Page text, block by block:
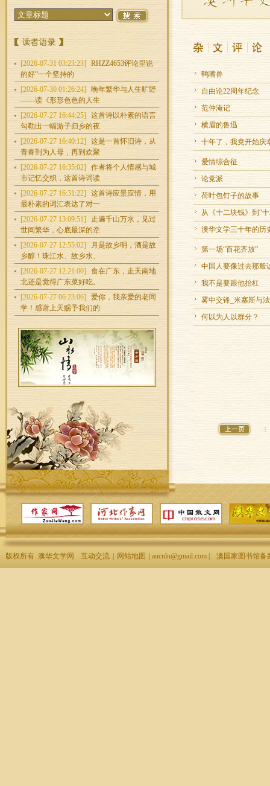
[2026-07-31 03:23:23]
RHZZ4653评论里说
的好“一个坚持的
[2026-07-30 01:26:24]
晚年繁华与人生旷野
——读《形形色色的人生
[2026-07-27 16:44:25]
这首诗以朴素的语言
勾勒出一幅游子归乡的夜
[2026-07-27 16:40:12]
这是一首怀旧诗，从
青春到为人母，再到欢聚
[2026-07-27 16:35:02]
作者将个人情感与城
市记忆交织，这首诗词读
[2026-07-27 16:31:22]
这首诗应景应情，用
最朴素的词汇表达了对一
[2026-07-27 13:09:51]
走遍千山万水，见过
世间繁华，心底最深的牵
[2026-07-27 12:55:02]
月是故乡明，酒是故
乡醇！珠江水、故乡水、
[2026-07-27 12:21:00]
食在广东，走天南地
北还是觉得广东菜好吃。
[2026-07-27 06:23:06]
爱你，我亲爱的老同
学！感谢上天赐予我们的
鸭嘴兽
自由论22周年纪念
范仲淹记
横眉的鲁迅
十年了，我竟开始庆
爱情综合征
论党派
荷叶包钉子的故事
从《十二块钱》到“
澳华文学三十年的
第一场“百花齐放”
中国人要像过去那般
我不是要跟他抬杠
雾中交锋_米塞斯与
何以为人以群分？
1
版权所有 澳华文学网 互动交流 网站地图 | aucnln@gmail.com | 澳国家图书馆备